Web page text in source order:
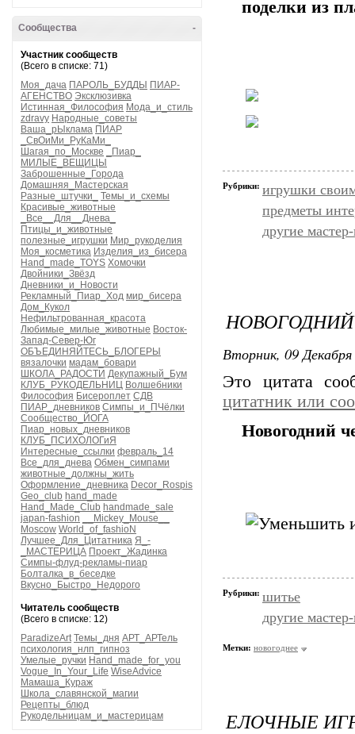
-
Сообщества
Участник сообществ
(Всего в списке: 71)
Моя_дача ПАРОЛЬ_БУДДЫ ПИАР-
АГЕНСТВО Эксклюзивка
Истинная_Философия Мода_и_стиль
zdravy Народные_советы
Ваша_рЫклама ПИАР
_СвОиМи_РуКаМи_
Шагая_по_Москве
_Пиар_
МИЛЫЕ_ВЕЩИЦЫ
Заброшенные_Города
Домашняя_Мастерская
Разные_штучки_
Темы_и_схемы
Красивые_животные
_Все__Для__Днева_
Птицы_и_животные
полезные_игрушки Мир_рукоделия
Моя_косметика Изделия_из_бисера
Hand_made_TOYS Хомочки
Двойники_Звёзд
Дневники_и_Новости
Рекламный_Пиар_Ход мир_бисера
Дом_Кукол
Нефильтрованная_красота
Любимые_милые_животные Восток-
Запад-Север-Юг
ОБЪЕДИНЯЙТЕСЬ_БЛОГЕРЫ
вязалочки мадам_бовари
ШКОЛА_РАДОСТИ Декупажный_Бум
КЛУБ_РУКОДЕЛЬНИЦ Волшебники
Философия Бисероплет СДВ
ПИАР_дневников Симпы_и_ПЧёлки
Сообщество_ЙОГА
Пиар_новых_дневников
КЛУБ_ПСИХОЛОГиЯ
Интересные_ссылки февраль_14
Все_для_днева Обмен_симпами
животные_должны_жить
Оформление_дневника Decor_Rospis
Geo_club hand_made
Hand_Made_Club handmade_sale
japan-fashion
__Mickey_Mouse__
Moscow World_of_fashioN
Лучшее_Для_Цитатника Я_-
_МАСТЕРИЦА Проект_Жадинка
Симпы-флуд-рекламы-пиар
Болталка_в_беседке
Вкусно_Быстро_Недорого
Читатель сообществ
(Всего в списке: 12)
ParadizeArt Темы_дня АРТ_АРТель
психология_нлп_гипноз
Умелые_ручки Hand_made_for_you
Vogue_In_Your_Life WiseAdvice
Мамаша_Кураж
Школа_славянской_магии
Рецепты_блюд
Рукодельницам_и_мастерицам
поделки из
Рубрики: игрушки
предметы
другие
Вторник, 09
Это цитата
цитатник или
Новогодний
Рубрики: шитье
другие
Метки: новогоднее
ЕЛОЧНЫЕ